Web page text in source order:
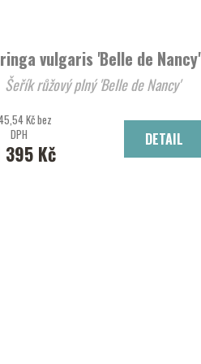
vulgaris 'Belle de Nancy'
Šeřík růžový plný 'Belle de Nancy'
Kč bez
DPH
395 Kč
DETAIL